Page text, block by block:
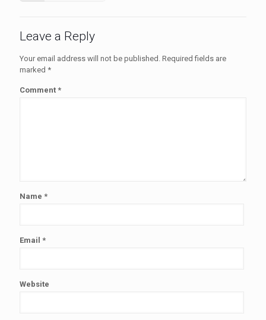
Leave a Reply
Your email address will not be published. Required fields are
marked *
Comment *
Name *
Email *
Website